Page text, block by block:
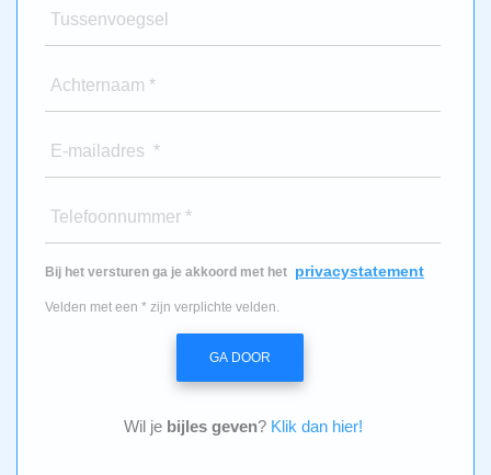
Tussenvoegsel
Achternaam *
E-mailadres *
Telefoonnummer *
Bij het versturen ga je akkoord met het privacystatement
Velden met een * zijn verplichte velden.
GA DOOR
Wil je bijles geven? Klik dan hier!